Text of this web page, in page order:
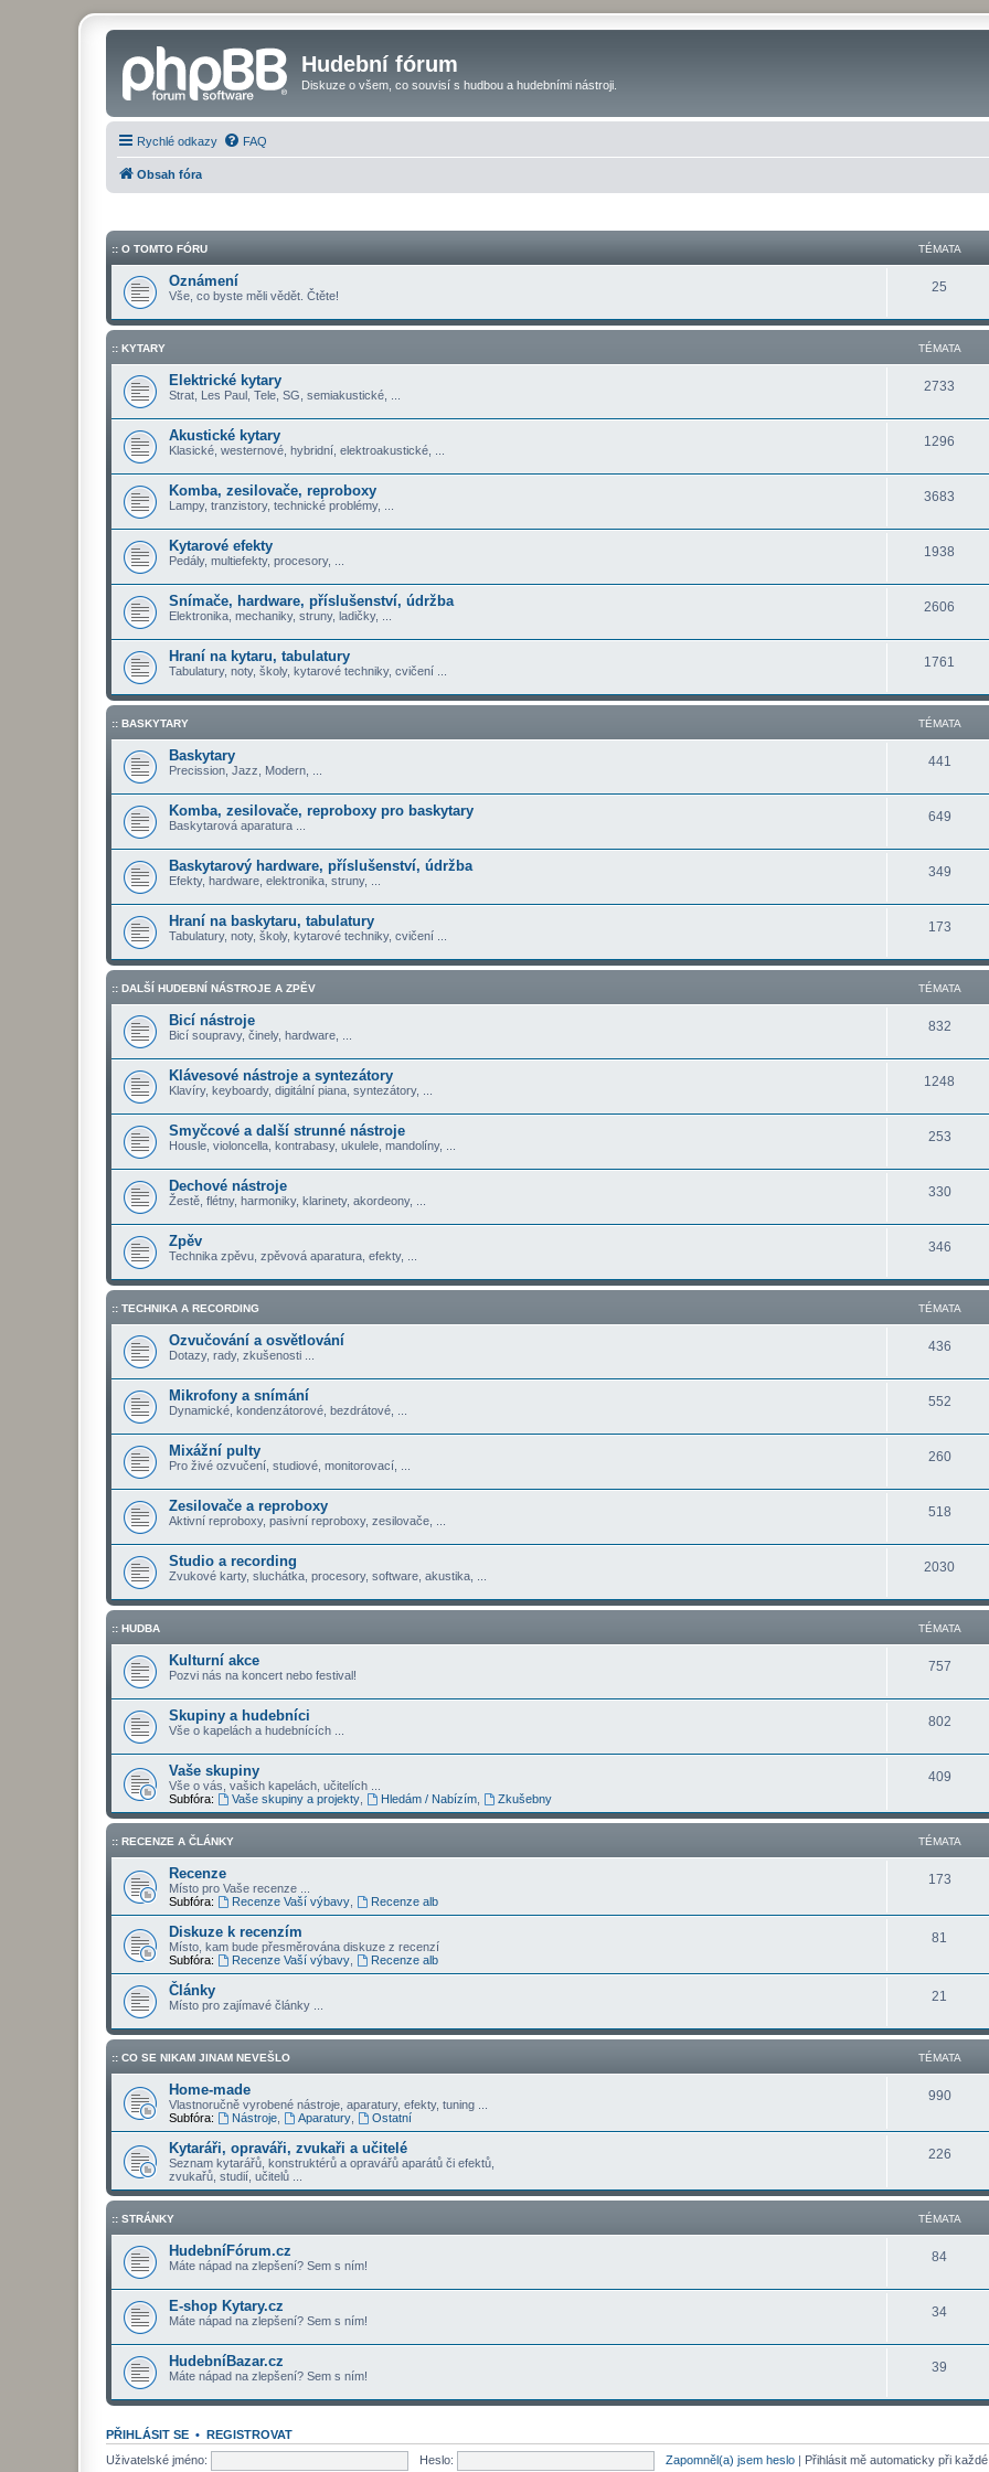
Hudební fórum
Diskuze o všem, co souvisí s hudbou a hudebními nástroji.
Rychlé odkazy FAQ
Obsah fóra
:: O TOMTO FÓRU TÉMATA
Oznámení
Vše, co byste měli vědět. Čtěte!
25
:: KYTARY TÉMATA
Elektrické kytary
Strat, Les Paul, Tele, SG, semiakustické, ...
2733
Akustické kytary
Klasické, westernové, hybridní, elektroakustické, ...
1296
Komba, zesilovače, reproboxy
Lampy, tranzistory, technické problémy, ...
3683
Kytarové efekty
Pedály, multiefekty, procesory, ...
1938
Snímače, hardware, příslušenství, údržba
Elektronika, mechaniky, struny, ladičky, ...
2606
Hraní na kytaru, tabulatury
Tabulatury, noty, školy, kytarové techniky, cvičení ...
1761
:: BASKYTARY TÉMATA
Baskytary
Precission, Jazz, Modern, ...
441
Komba, zesilovače, reproboxy pro baskytary
Baskytarová aparatura ...
649
Baskytarový hardware, příslušenství, údržba
Efekty, hardware, elektronika, struny, ...
349
Hraní na baskytaru, tabulatury
Tabulatury, noty, školy, kytarové techniky, cvičení ...
173
:: DALŠÍ HUDEBNÍ NÁSTROJE A ZPĚV TÉMATA
Bicí nástroje
Bicí soupravy, činely, hardware, ...
832
Klávesové nástroje a syntezátory
Klavíry, keyboardy, digitální piana, syntezátory, ...
1248
Smyčcové a další strunné nástroje
Housle, violoncella, kontrabasy, ukulele, mandolíny, ...
253
Dechové nástroje
Žestě, flétny, harmoniky, klarinety, akordeony, ...
330
Zpěv
Technika zpěvu, zpěvová aparatura, efekty, ...
346
:: TECHNIKA A RECORDING TÉMATA
Ozvučování a osvětlování
Dotazy, rady, zkušenosti ...
436
Mikrofony a snímání
Dynamické, kondenzátorové, bezdrátové, ...
552
Mixážní pulty
Pro živé ozvučení, studiové, monitorovací, ...
260
Zesilovače a reproboxy
Aktivní reproboxy, pasivní reproboxy, zesilovače, ...
518
Studio a recording
Zvukové karty, sluchátka, procesory, software, akustika, ...
2030
:: HUDBA TÉMATA
Kulturní akce
Pozvi nás na koncert nebo festival!
757
Skupiny a hudebníci
Vše o kapelách a hudebnících ...
802
Vaše skupiny
Vše o vás, vašich kapelách, učitelích ...
Subfóra:
Vaše skupiny a projekty, Hledám / Nabízím, Zkušebny
409
:: RECENZE A ČLÁNKY TÉMATA
Recenze
Místo pro Vaše recenze ...
Subfóra:
Recenze Vaší výbavy, Recenze alb
173
Diskuze k recenzím
Místo, kam bude přesměrována diskuze z recenzí
Subfóra:
Recenze Vaší výbavy, Recenze alb
81
Články
Místo pro zajímavé články ...
21
:: CO SE NIKAM JINAM NEVEŠLO TÉMATA
Home-made
Vlastnoručně vyrobené nástroje, aparatury, efekty, tuning ...
Subfóra:
Nástroje, Aparatury, Ostatní
990
Kytaráři, opraváři, zvukaři a učitelé
Seznam kytarářů, konstruktérů a opravářů aparátů či efektů,
zvukařů, studií, učitelů ...
226
:: STRÁNKY TÉMATA
HudebníFórum.cz
Máte nápad na zlepšení? Sem s ním!
84
E-shop Kytary.cz
Máte nápad na zlepšení? Sem s ním!
34
HudebníBazar.cz
Máte nápad na zlepšení? Sem s ním!
39
PŘIHLÁSIT SE • REGISTROVAT
Uživatelské jméno:
Heslo: Zapomněl(a) jsem heslo | Přihlásit mě automaticky při